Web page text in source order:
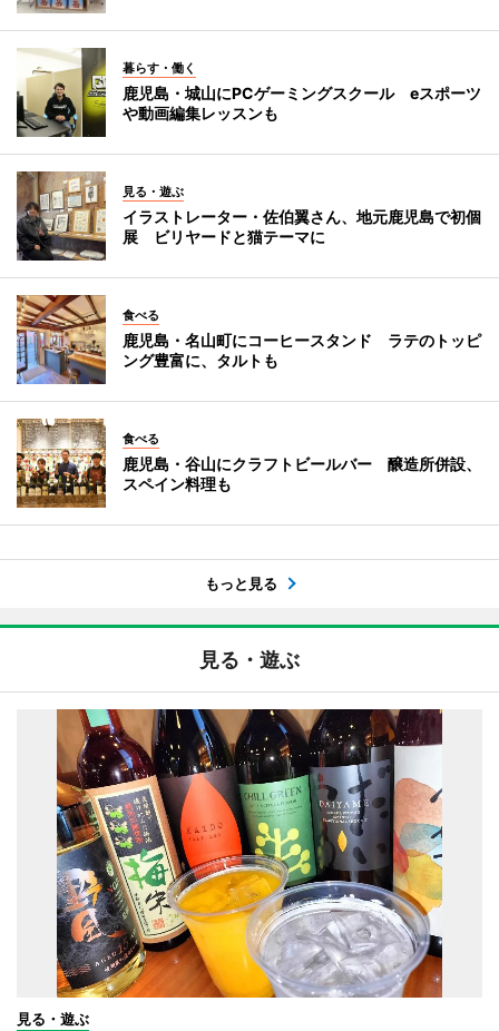
暮らす・働く
鹿児島・城山にPCゲーミングスクール eスポーツ
や動画編集レッスンも
見る・遊ぶ
イラストレーター・佐伯翼さん、地元鹿児島で初個
展 ビリヤードと猫テーマに
食べる
鹿児島・名山町にコーヒースタンド ラテのトッピ
ング豊富に、タルトも
食べる
鹿児島・谷山にクラフトビールバー 醸造所併設、
スペイン料理も
もっと見る
見る・遊ぶ
見る・遊ぶ